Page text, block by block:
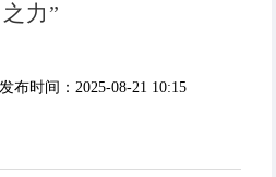
之力”
发布时间：2025-08-21 10:15